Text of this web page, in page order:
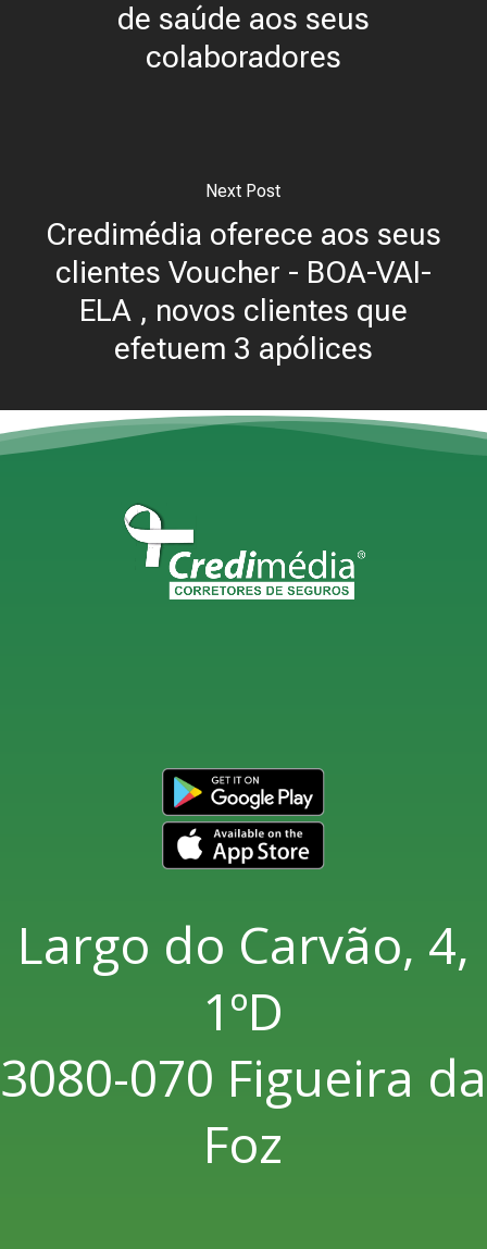
de saúde aos seus
colaboradores
Next Post
Credimédia oferece aos seus
clientes Voucher - BOA-VAI-
ELA , novos clientes que
efetuem 3 apólices
Largo do Carvão, 4,
1ºD
3080-070 Figueira da
Foz